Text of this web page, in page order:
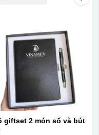
hay các vật phẩm quà
in được nhiều màu sắc
trên nhiều chất liệu và
tuy nhiên đòi hỏi
phí setup ban đầu
giftset 2 món sổ và bút